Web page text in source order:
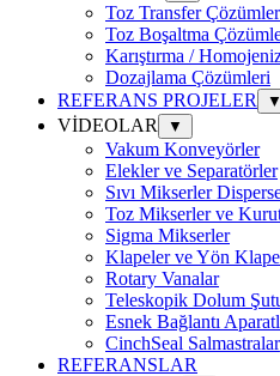
Toz Transfer
Toz Boşaltma
Karıştırma /
Dozajlama Çözümleri
REFERANS PROJELER
▼
VİDEOLAR ▼
Vakum Konveyörler
Elekler ve Separatörler
Sıvı Mikserler
Toz Mikserler ve
Sigma Mikserler
Klapeler ve Yön
Rotary Vanalar
Teleskopik Dolum
Esnek Bağlantı
CinchSeal Salmastralar
REFERANSLAR